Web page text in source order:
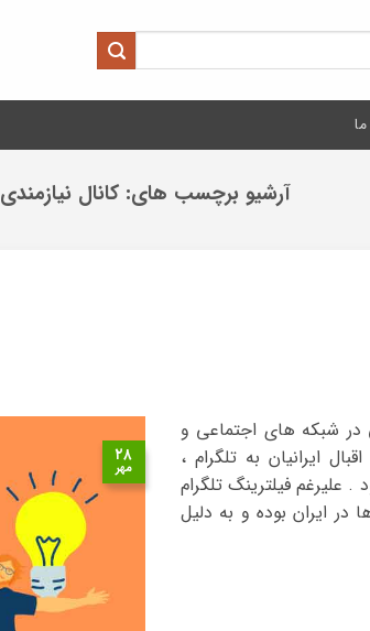
آرشیو برچسب های: کانال نیازمندی
۲۸
مهر
در شبکه های اجتماعی و
ایرانیان به تلگرام ،
فیلترینگ تلگرام
ایران بوده و به دلیل